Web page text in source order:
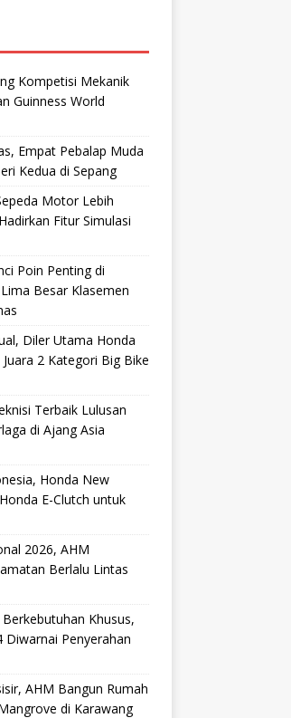
Kompetisi Mekanik
Guinness World
Empat Pebalap Muda
Kedua di Sepang
Motor Lebih
Fitur Simulasi
Poin Penting di
Besar Klasemen
Diler Utama Honda
2 Kategori Big Bike
Terbaik Lulusan
di Ajang Asia
Honda New
E-Clutch untuk
2026, AHM
Berlalu Lintas
Khusus,
Diwarnai Penyerahan
AHM Bangun Rumah
di Karawang